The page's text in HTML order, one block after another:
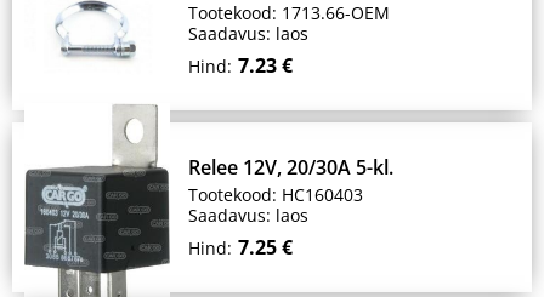
Tootekood: 1713.66-OEM
Saadavus: laos
Hind: 7.23 €
Relee 12V, 20/30A 5-kl.
Tootekood: HC160403
Saadavus: laos
Hind: 7.25 €